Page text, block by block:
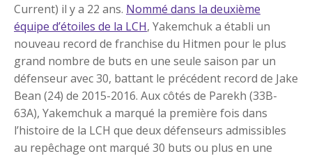
Current) il y a 22 ans. Nommé dans la deuxième
équipe d’étoiles de la LCH, Yakemchuk a établi un
nouveau record de franchise du Hitmen pour le plus
grand nombre de buts en une seule saison par un
défenseur avec 30, battant le précédent record de Jake
Bean (24) de 2015-2016. Aux côtés de Parekh (33B-
63A), Yakemchuk a marqué la première fois dans
l’histoire de la LCH que deux défenseurs admissibles
au repêchage ont marqué 30 buts ou plus en une